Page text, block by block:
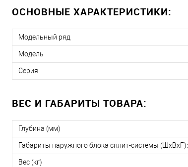
ОСНОВНЫЕ ХАРАКТЕРИСТИКИ:
Модельный ряд
Модель
Серия
ВЕС И ГАБАРИТЫ ТОВАРА:
Глубина (мм)
Габариты наружного блока сплит-системы (ШxВxГ):
Вес (кг)